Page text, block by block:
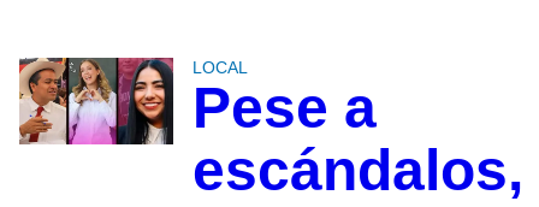
LOCAL
Pese a
escándalos,